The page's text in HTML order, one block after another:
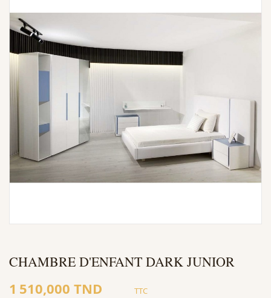
CHAMBRE D'ENFANT DARK JUNIOR
1 510,000 TND TTC